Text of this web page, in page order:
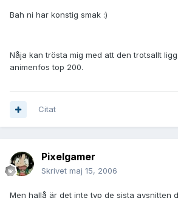
Bah ni har konstig smak :)
Nåja kan trösta mig med att den trotsallt
animenfos top 200.
Citat
Pixelgamer
Skrivet maj 15, 2006
Men hallå är det inte typ de sista avsnitten